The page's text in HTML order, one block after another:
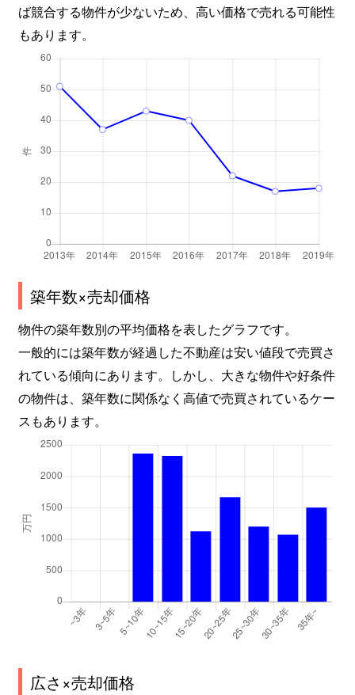
ば競合する物件が少ないため、高い価格で売れる可能性
もあります。
築年数×売却価格
物件の築年数別の平均価格を表したグラフです。
一般的には築年数が経過した不動産は安い値段で売買さ
れている傾向にあります。しかし、大きな物件や好条件
の物件は、築年数に関係なく高値で売買されているケー
スもあります。
広さ×売却価格